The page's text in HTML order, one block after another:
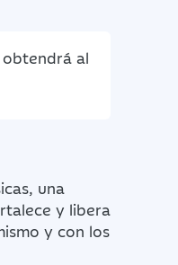
al
una
y libera
y con los